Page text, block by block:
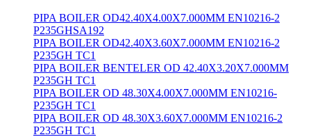
PIPA BOILER OD42.40X4.00X7.000MM EN10216-2
P235GHSA192
PIPA BOILER OD42.40X3.60X7.000MM EN10216-2
P235GH TC1
PIPA BOILER BENTELER OD 42.40X3.20X7.000MM
P235GH TC1
PIPA BOILER OD 48.30X4.00X7.000MM EN10216-
P235GH TC1
PIPA BOILER OD 48.30X3.60X7.000MM EN10216-2
P235GH TC1